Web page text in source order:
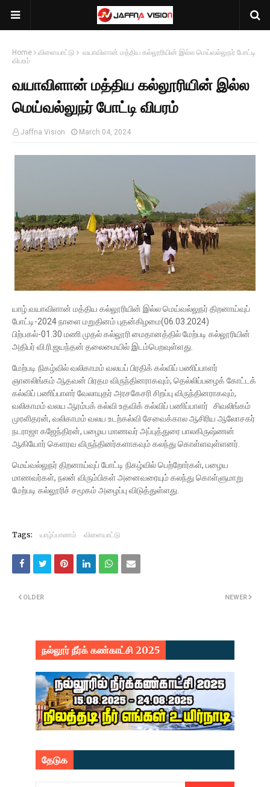
Home விளையாட்டு
வயாவிளான் மத்திய கல்லூரியின் இல்ல மெய்வல்லுநர் போட்டி
விபரம்
வயாவிளான் மத்திய கல்லூரியின் இல்ல
மெய்வல்லுநர் போட்டி விபரம்
Jaffna Vision March 04, 2024
யாழ்.வயாவிளான் மத்திய கல்லூரியின் இல்ல மெய்வல்லுநர் திறனாய்வுப்
போட்டி-2024 நாளை மறுதினம் புதன்கிழமை(06.03.2024)
பிற்பகல்-01.30 மணி முதல் கல்லூரி மைதானத்தில் மேற்படி கல்லூரியின்
அதிபர் வி.ரி.ஜயந்தன் தலைமையில் இடம்பெறவுள்ளது.
மேற்படி நிகழ்வில் வலிகாமம் வலயப் பிரதிக் கல்விப் பணிப்பாளர்
ஞானலிங்கம் ஆதவன் பிரதம விருந்தினராகவும், தெல்லிப்பழைக் கோட்டக்
கல்விப் பணிப்பாளர் வேலாயுதர் அரசகேசரி சிறப்பு விருந்தினராகவும்,
வலிகாமம் வலய ஆரம்பக் கல்வி உதவிக் கல்விப் பணிப்பாளர் சிவலிங்கம்
முரளிதரன், வலிகாமம் வலய உடற்கல்வி சேவைக்கால ஆசிரிய ஆலோசகர்
நடராஜா கஜேந்திரன், பழைய மாணவர் அப்புத்துரை பாலகிருஷ்ணன்
ஆகியோர் கெளரவ விருந்தினர்களாகவும் கலந்து கொள்ளவுள்ளனர்.
மெய்வல்லுநர் திறனாய்வுப் போட்டி நிகழ்வில் பெற்றோர்கள், பழைய
மாணவர்கள், நலன் விரும்பிகள் அனைவரையும் கலந்து கொள்ளுமாறு
மேற்படி கல்லூரிச் சமூகம் அழைப்பு விடுத்துள்ளது.
Tags: யாழ்ப்பாணம் விளையாட்டு
NEWER
OLDER
நல்லூர் நீர்க் கண்காட்சி 2025
தேடுக